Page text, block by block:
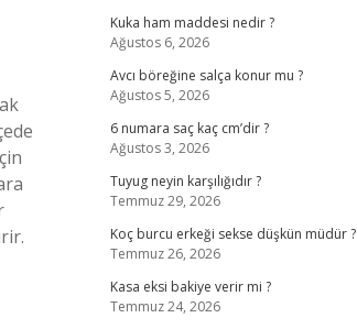
Kuka ham maddesi nedir ?
Ağustos 6, 2026
Avcı böreğine salça konur mu ?
Ağustos 5, 2026
6 numara saç kaç cm’dir ?
Ağustos 3, 2026
Tuyug neyin karşılığıdır ?
Temmuz 29, 2026
Koç burcu erkeği sekse düşkün müdür ?
Temmuz 26, 2026
Kasa eksi bakiye verir mi ?
Temmuz 24, 2026